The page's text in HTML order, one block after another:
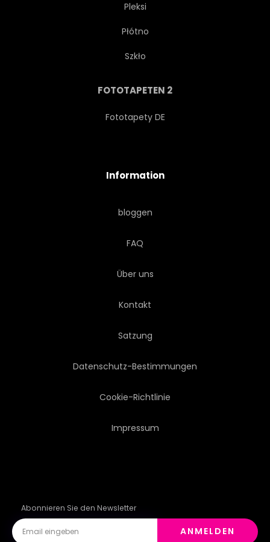
Pleksi
Płótno
Szkło
FOTOTAPETEN 2
Fototapety DE
Information
bloggen
FAQ
Über uns
Kontakt
Satzung
Datenschutz-Bestimmungen
Cookie-Richtlinie
Impressum
Abonnieren Sie den Newsletter
ANMELDEN